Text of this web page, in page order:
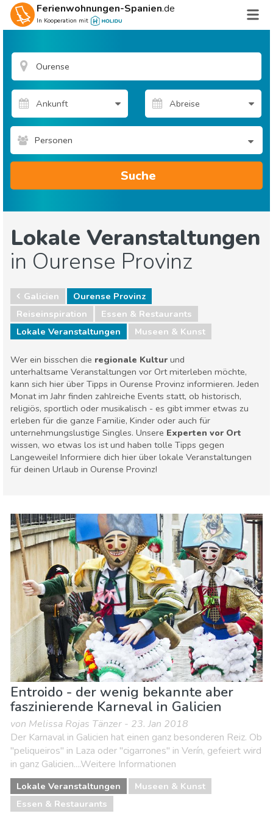
Ferienwohnungen-Spanien.de
In Kooperation mit
Personen
Suche
Lokale Veranstaltungen
in Ourense Provinz
Galicien
Ourense Provinz
Reiseinspiration
Essen & Restaurants
Lokale Veranstaltungen
Museen & Kunst
Wer ein bisschen die regionale Kultur und
unterhaltsame Veranstaltungen vor Ort miterleben möchte,
kann sich hier über Tipps in Ourense Provinz informieren. Jeden
Monat im Jahr finden zahlreiche Events statt, ob historisch,
religiös, sportlich oder musikalisch - es gibt immer etwas zu
erleben für die ganze Familie, Kinder oder auch für
unternehmungslustige Singles. Unsere Experten vor Ort
wissen, wo etwas los ist und haben tolle Tipps gegen
Langeweile! Informiere dich hier über lokale Veranstaltungen
für deinen Urlaub in Ourense Provinz!
Essen & Restaurants
Lokale Veranstaltungen
Museen & Kunst
Entroido - der wenig bekannte aber
faszinierende Karneval in Galicien
von Melissa Rojas Tänzer - 23. Jan 2018
Der Karnaval in Galicien hat einen ganz besonderen Reiz. Ob
"peliqueiros" in Laza oder "cigarrones" in Verín, gefeiert wird
in ganz Galicien....Weitere Informationen
Lokale Veranstaltungen
Museen & Kunst
Essen & Restaurants